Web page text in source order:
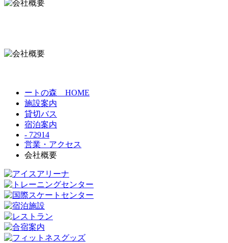
ートの森 HOME
施設案内
貸切バス
宿泊案内
- 72914
営業・アクセス
会社概要